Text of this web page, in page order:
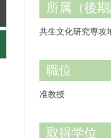
所属（後期
共生文化研究専攻
職位
准教授
取得学位